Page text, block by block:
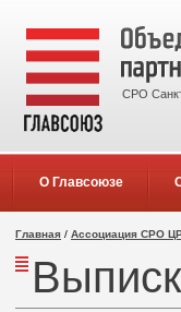
СРО
О Главсоюзе
Главная / Ассоциация СРО